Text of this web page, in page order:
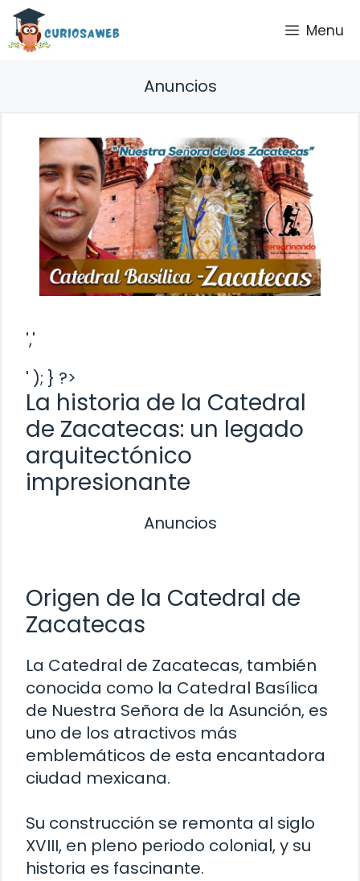
Saltar
contenido
Menu
Anuncios
','
' ); } ?>
La historia de la Catedral
de Zacatecas: un legado
arquitectónico
impresionante
Anuncios
Origen de la Catedral de
Zacatecas
La Catedral de Zacatecas, también
conocida como la Catedral Basílica
de Nuestra Señora de la Asunción, es
uno de los atractivos más
emblemáticos de esta encantadora
ciudad mexicana.
Su construcción se remonta al siglo
XVIII, en pleno periodo colonial, y su
historia es fascinante.